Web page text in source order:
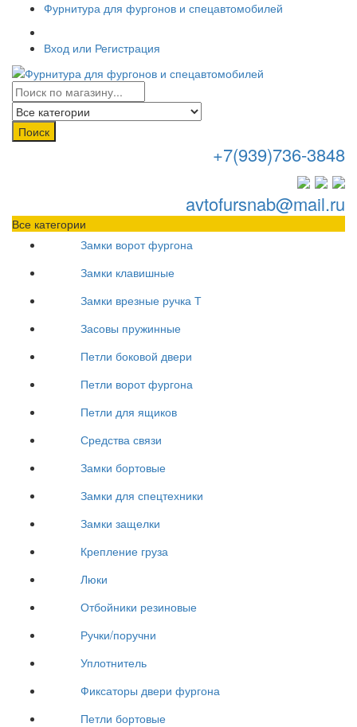
Фурнитура для фургонов и спецавтомобилей
Вход или Регистрация
Поиск
+7(939)736-3848
avtofursnab@mail.ru
Все категории
Замки ворот фургона
Замки клавишные
Замки врезные ручка Т
Засовы пружинные
Петли боковой двери
Петли ворот фургона
Петли для ящиков
Средства связи
Замки бортовые
Замки для спецтехники
Замки защелки
Крепление груза
Люки
Отбойники резиновые
Ручки/поручни
Уплотнитель
Фиксаторы двери фургона
Петли бортовые